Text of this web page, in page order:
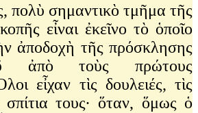
πολὺ σημαντικὸ τμῆμα τῆς
εἶναι ἐκεῖνο τὸ ὁποῖο
ἀποδοχὴ τῆς πρόσκλησης
ἀπὸ τοὺς πρώτους
εἶχαν τὶς δουλειές, τὶς
σπίτια τους· ὅταν, ὅμως ὁ